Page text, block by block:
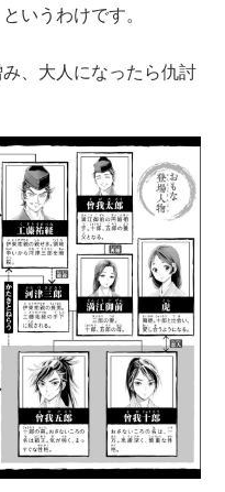
いうわけです。
、大人になったら仇討